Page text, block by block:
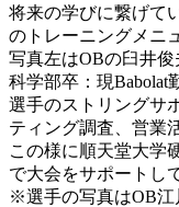
将来の学びに繋げて
のトレーニングメニ
写真左はOBの臼井
科学部卒：現Babolat
選手のストリングサ
ティング調査、営業
この様に順天堂大学
で大会をサポートし
※選手の写真はOB江